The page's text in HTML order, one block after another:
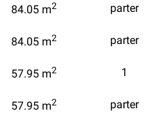
84.05 m2 parter
84.05 m2 parter
57.95 m2 1
57.95 m2 parter